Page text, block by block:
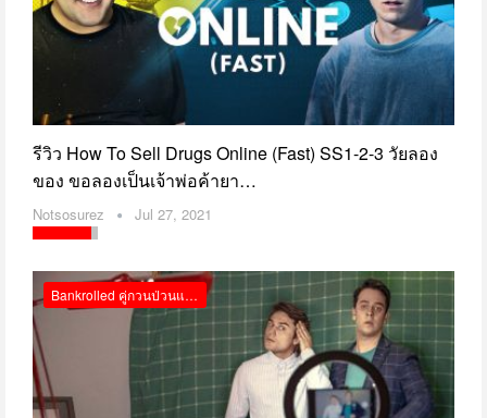
รีวิว How To Sell Drugs Online (Fast) SS1-2-3 วัยลอง
ของ ขอลองเป็นเจ้าพ่อค้ายา…
Notsosurez Jul 27, 2021
Bankrolled คู่กวนป่วนแอป Netflix รีวิว